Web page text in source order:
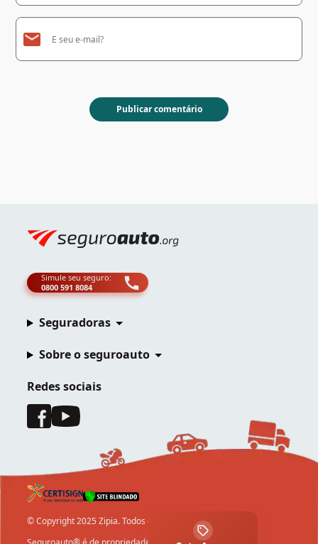
Seguradoras
Sobre o seguroauto
Redes sociais
Simule seu seguro:
0800 591 8084
© Copyright 2025 Zipia. Todos os direitos reservados.